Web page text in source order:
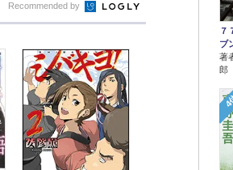
７
ブ
著
郎
4
Recommended by